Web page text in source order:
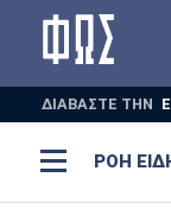
ΔΙΑΒΑΣΤΕ THN
ΡΟΗ